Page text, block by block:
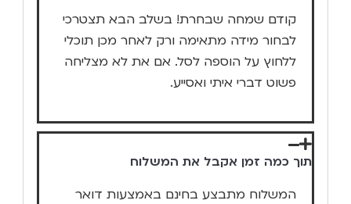
קודם שמחה שבחרת! בשלב הבא תצטרכי
לבחור מידה מתאימה ורק לאחר מכן תוכלי
ללחוץ על הוספה לסל. אם את לא מצליחה
פשוט דברי איתי ואסייע.
תוך כמה זמן אקבל את המשלוח
המשלוח מתבצע בחינם באמצעות דואר